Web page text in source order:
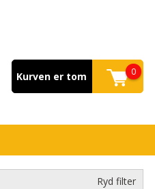
Kurven er tom 0
Ryd filter